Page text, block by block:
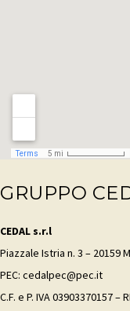
GRUPPO
CEDAL s.r.l
Piazzale Istria n. 3 – 20159
PEC: cedalpec@pec.it
C.F. e P. IVA 03903370157 –